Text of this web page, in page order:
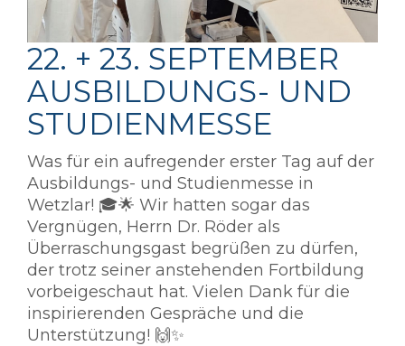
22. + 23. SEPTEMBER
AUSBILDUNGS- UND
STUDIENMESSE
Was für ein aufregender erster Tag auf der
Ausbildungs- und Studienmesse in
Wetzlar! 🎓🌟 Wir hatten sogar das
Vergnügen, Herrn Dr. Röder als
Überraschungsgast begrüßen zu dürfen,
der trotz seiner anstehenden Fortbildung
vorbeigeschaut hat. Vielen Dank für die
inspirierenden Gespräche und die
Unterstützung! 🙌✨